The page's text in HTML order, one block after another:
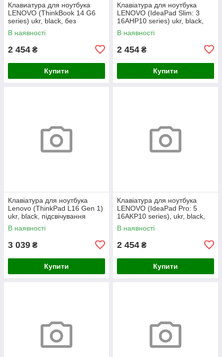
Клавиатура для ноутбука
LENOVO (ThinkBook 14 G6
series) ukr, black, без
фрейма, подсветка клавиш
(copilot)
В наявності
2 454 ₴
Купити
Клавіатура для ноутбука
LENOVO (IdeaPad Slim: 3
16AHP10 series) ukr, black,
без кадру, підсвічування
клавіш
В наявності
2 454 ₴
Купити
Клавіатура для ноутбука
Lenovo (ThinkPad L16 Gen 1)
ukr, black, підсвічування
клавіш (copilot)
В наявності
3 039 ₴
Купити
Клавіатура для ноутбука
LENOVO (IdeaPad Pro: 5
16AKP10 series), ukr, black,
без кадру, підсвічування
клавіш
В наявності
2 454 ₴
Купити